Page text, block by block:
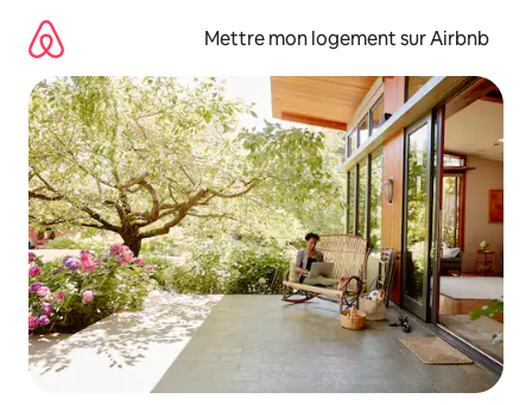
directement
contenu
Mettre mon logement sur Airbnb